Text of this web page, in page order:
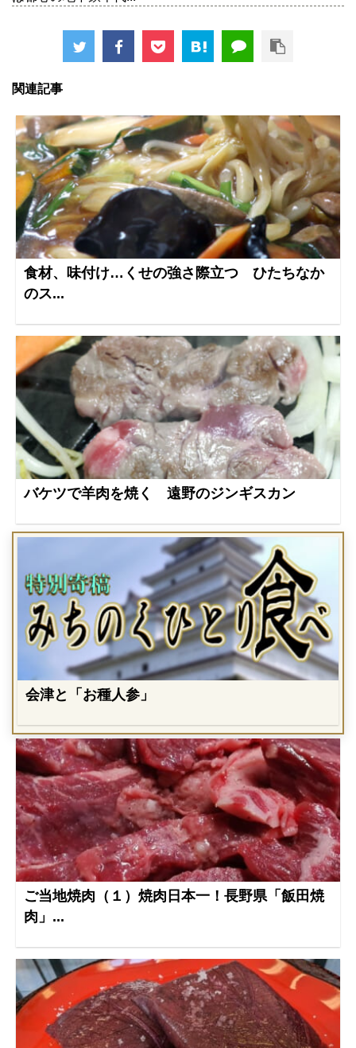
関連記事
食材、味付け…くせの強さ際立つ ひたちなか
のス...
バケツで羊肉を焼く 遠野のジンギスカン
会津と「お種人参」
ご当地焼肉（１）焼肉日本一！長野県「飯田焼
肉」...